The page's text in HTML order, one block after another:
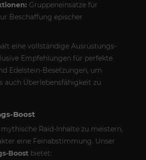
Gruppeneinsätze für
Beschaffung epischer
eine vollständige Ausrüstungs-
Empfehlungen für perfekte
Edelstein-Besetzungen, um
auch Überlebensfähigkeit zu
Boost
Raid-Inhalte zu meistern,
eine Feinabstimmung. Unser
Boost bietet: